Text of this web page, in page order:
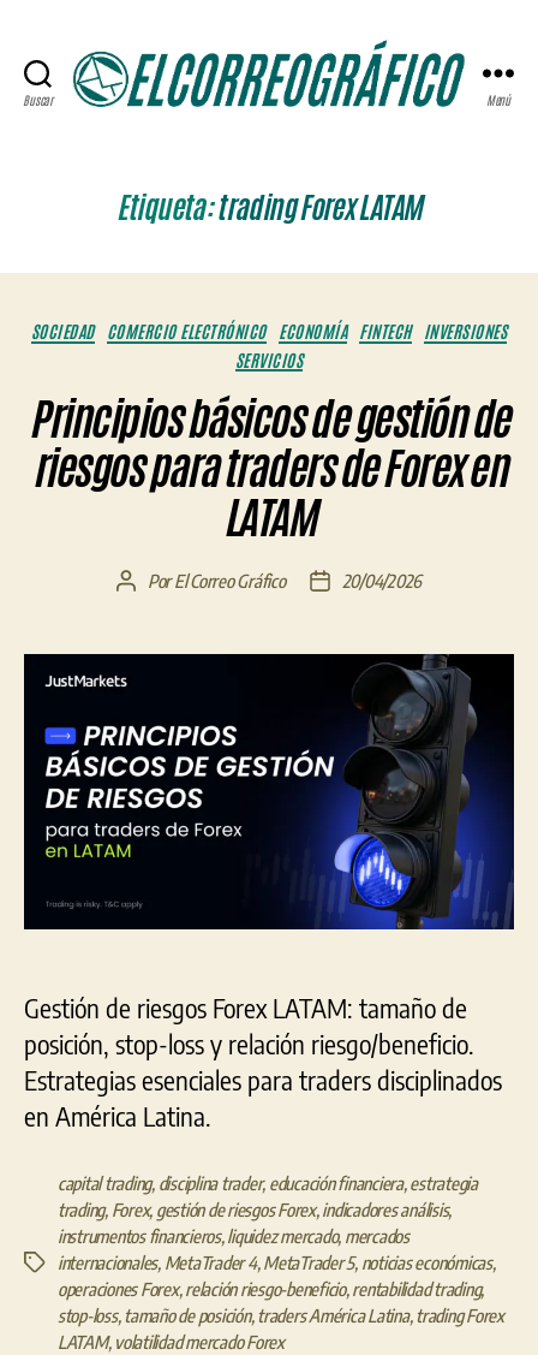
Buscar Menú
Etiqueta:trading Forex LATAM
Categorías
SOCIEDAD COMERCIO ELECTRÓNICO ECONOMÍA FINTECH
INVERSIONES
SERVICIOS
Principios básicos de gestión de
riesgos para traders de Forex en
LATAM
Autor
entrada
PorEl Correo Gráfico
Fecha
entrada
20/04/2026
Gestión de riesgos Forex LATAM: tamaño de
posición, stop-loss y relación riesgo/beneficio.
Estrategias esenciales para traders disciplinados
en América Latina.
Etiquetas
capital trading, disciplina trader, educación financiera,estrategia
trading, Forex, gestión de riesgos Forex,indicadores análisis,
instrumentos financieros,liquidez mercado, mercados
internacionales, MetaTrader 4,MetaTrader 5, noticias económicas,
operaciones Forex,relación riesgo-beneficio,rentabilidad trading,
stop-loss,tamaño de posición,traders América Latina,trading Forex
LATAM, volatilidad mercado Forex